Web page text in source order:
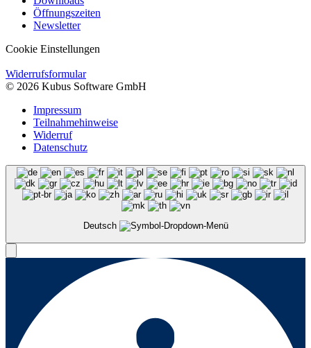
Öffnungszeiten
Newsletter
Cookie Einstellungen
Widerrufsformular
© 2026 Kubus Software GmbH
Impressum
Teilnahmehinweise
Widerruf
Datenschutz
Deutsch